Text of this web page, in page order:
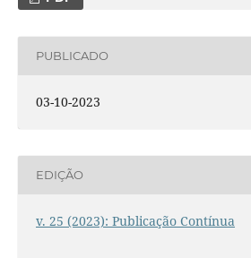
PUBLICADO
03-10-2023
EDIÇÃO
v. 25 (2023): Publicação Contínua